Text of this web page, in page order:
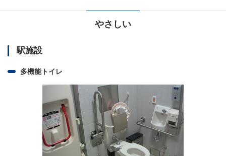
やさしい
駅施設
多機能トイレ